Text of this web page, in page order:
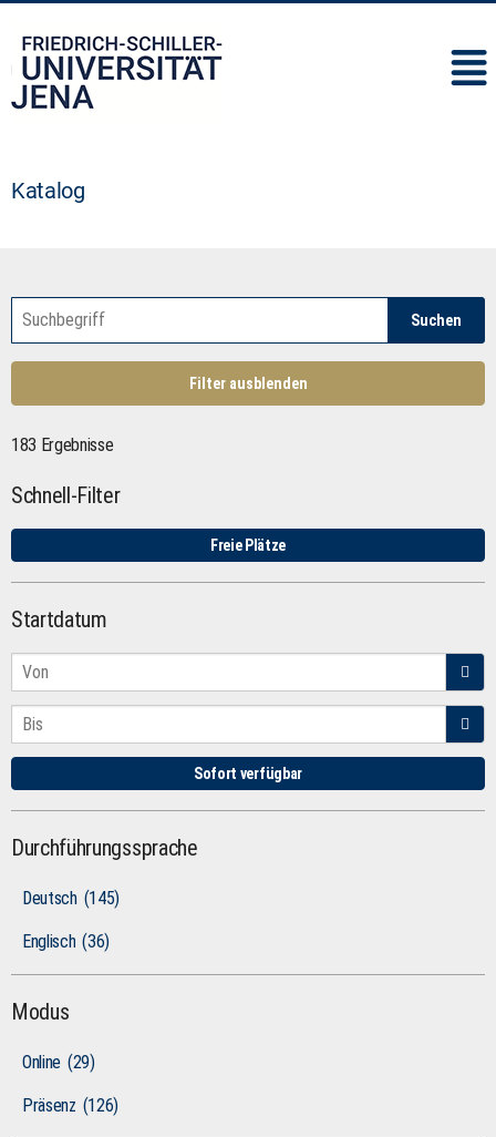
Katalog
Suchen
Filter ausblenden
183 Ergebnisse
Schnell-Filter
Freie Plätze
Startdatum
Sofort verfügbar
Durchführungssprache
Deutsch (145)
Englisch (36)
Modus
Online (29)
Präsenz (126)